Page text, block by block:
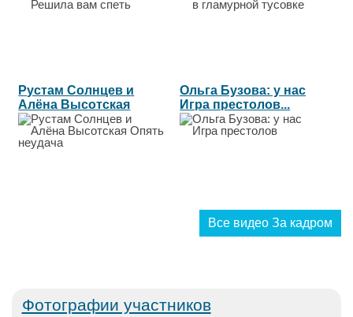
Рустам Солнцев и
Алёна Высотская
Опять неудача...
Ольга Бузова: у нас
Игра престолов...
Все видео За кадром
Фотографии участников